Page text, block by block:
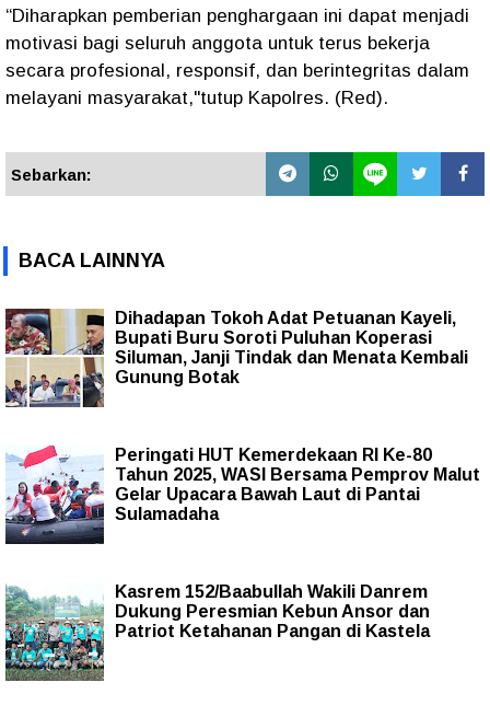
“Diharapkan pemberian penghargaan ini dapat menjadi
motivasi bagi seluruh anggota untuk terus bekerja
secara profesional, responsif, dan berintegritas dalam
melayani masyarakat,"tutup Kapolres. (Red).
Sebarkan:
BACA LAINNYA
Dihadapan Tokoh Adat Petuanan Kayeli,
Bupati Buru Soroti Puluhan Koperasi
Siluman, Janji Tindak dan Menata Kembali
Gunung Botak
Peringati HUT Kemerdekaan RI Ke-80
Tahun 2025, WASI Bersama Pemprov Malut
Gelar Upacara Bawah Laut di Pantai
Sulamadaha
Kasrem 152/Baabullah Wakili Danrem
Dukung Peresmian Kebun Ansor dan
Patriot Ketahanan Pangan di Kastela